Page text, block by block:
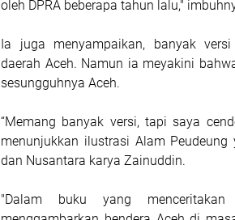
oleh DPRA beberapa tahun lalu,"
Ia juga menyampaikan, banyak
daerah Aceh. Namun ia meyakini
sesungguhnya Aceh.
“Memang banyak versi, tapi saya
menunjukkan ilustrasi Alam
dan Nusantara karya Zainuddin.
"Dalam buku yang